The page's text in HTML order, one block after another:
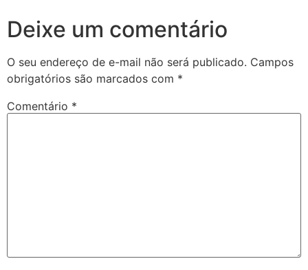
Deixe um comentário
O seu endereço de e-mail não será publicado. Campos
obrigatórios são marcados com *
Comentário *